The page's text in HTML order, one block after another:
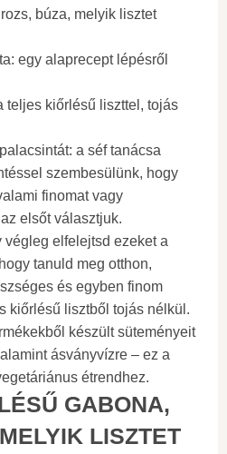
búza, melyik lisztet
egy alaprecept lépésről
teljes kiőrlésű liszttel, tojás
a séf tanácsa
szembesülünk, hogy
finomat vagy
elsőt választjuk.
elfelejtsd ezeket a
tanuld meg otthon,
és egyben finom
kiőrlésű lisztből tojás nélkül.
készült süteményeit
ásványvízre – ez a
étrendhez.
GABONA,
LISZTET